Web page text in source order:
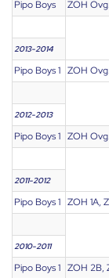
Pipo Boys ZOH
2013-2014
Pipo Boys 1 ZOH
2012-2013
Pipo Boys 1 ZOH
2011-2012
Pipo Boys 1 ZOH 1A,
2010-2011
Pipo Boys 1 ZOH 2B,